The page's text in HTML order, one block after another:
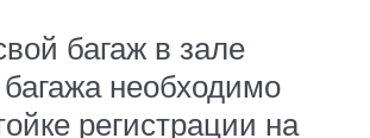
багаж в зале
необходимо
регистрации на